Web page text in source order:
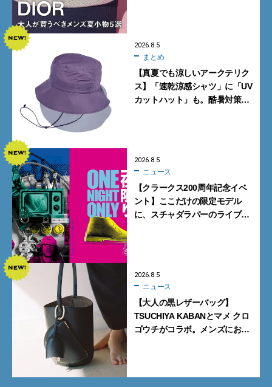
2026.8.5
まとめ
【真夏でも涼しいアークテリク
ス】「速乾涼感シャツ」に「UV
カットハット」も。酷暑対策に
2026.8.5
ニュース
【クラークス200周年記念イベ
ント】ここだけの限定モデル
に、スチャダラパーのライブ
2026.8.5
ニュース
【大人の黒レザーバッグ】
TSUCHIYA KABANとマメ クロ
ゴウチがコラボ。メンズにおす